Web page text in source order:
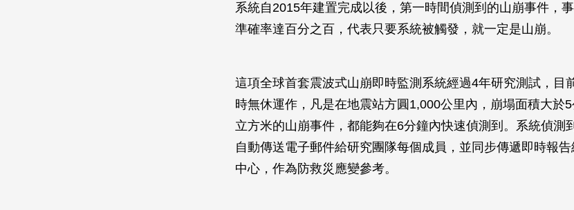
系統自2015年建置完成以後，第一時間偵測到的山崩事件，
準確率達百分之百，代表只要系統被觸發，就一定是山崩。
這項全球首套震波式山崩即時監測系統經過4年研究測試，目
時無休運作，凡是在地震站方圓1,000公里內，崩塌面積大於
立方米的山崩事件，都能夠在6分鐘內快速偵測到。系統偵測
自動傳送電子郵件給研究團隊每個成員，並同步傳遞即時報
中心，作為防救災應變參考。